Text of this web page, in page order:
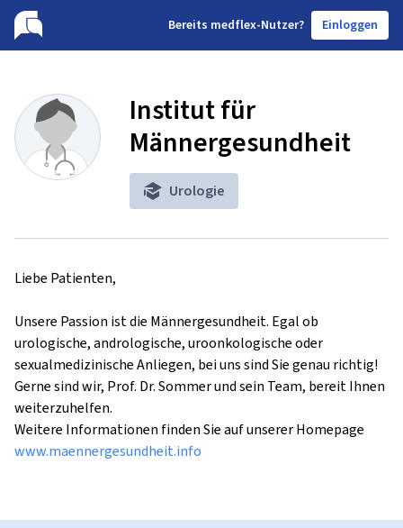
Bereits medflex-Nutzer? Einloggen
Institut für
Männergesundheit
Urologie
Liebe Patienten,
Unsere Passion ist die Männergesundheit. Egal ob
urologische, andrologische, uroonkologische oder
sexualmedizinische Anliegen, bei uns sind Sie genau richtig!
Gerne sind wir, Prof. Dr. Sommer und sein Team, bereit Ihnen
weiterzuhelfen.
www.maennergesundheit.info